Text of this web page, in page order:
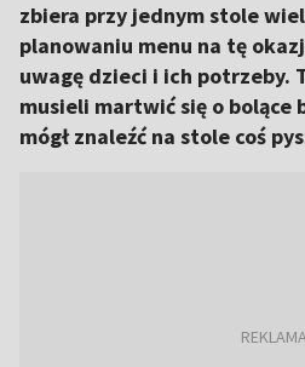
zbiera przy jednym stole
planowaniu menu na tę
uwagę dzieci i ich potrzeby.
musieli martwić się o bolące
mógł znaleźć na stole coś